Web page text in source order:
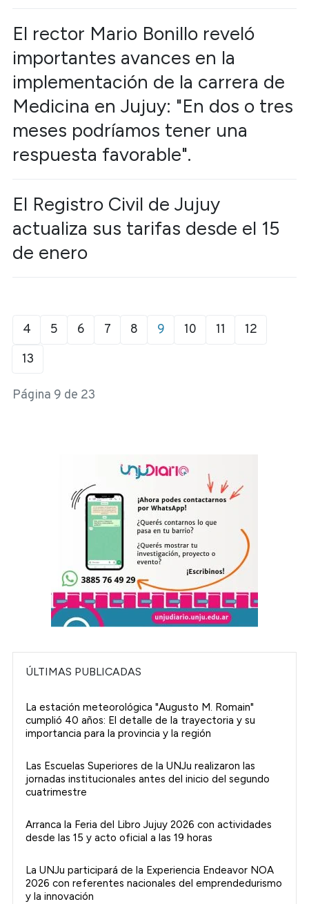
El rector Mario Bonillo reveló
importantes avances en la
implementación de la carrera de
Medicina en Jujuy: "En dos o tres
meses podríamos tener una
respuesta favorable".
El Registro Civil de Jujuy
actualiza sus tarifas desde el 15
de enero
4 5 6 7 8 9 10 11
12
13
Página 9 de 23
ÚLTIMAS PUBLICADAS
La estación meteorológica "Augusto M. Romain"
cumplió 40 años: El detalle de la trayectoria y su
importancia para la provincia y la región
Las Escuelas Superiores de la UNJu realizaron las
jornadas institucionales antes del inicio del segundo
cuatrimestre
Arranca la Feria del Libro Jujuy 2026 con actividades
desde las 15 y acto oficial a las 19 horas
La UNJu participará de la Experiencia Endeavor NOA
2026 con referentes nacionales del emprendedurismo
y la innovación